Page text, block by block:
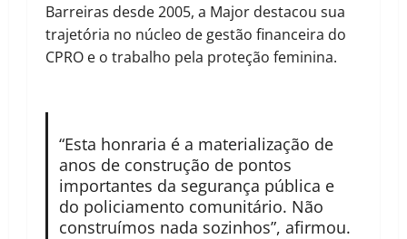
Barreiras desde 2005, a Major destacou sua
trajetória no núcleo de gestão financeira do
CPRO e o trabalho pela proteção feminina.
“Esta honraria é a materialização de
anos de construção de pontos
importantes da segurança pública e
do policiamento comunitário. Não
construímos nada sozinhos”, afirmou.